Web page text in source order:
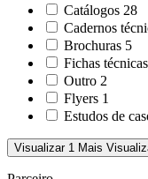
Catálogos 28
Cadernos
Brochuras 5
Fichas técnicas
Outro 2
Flyers 1
Estudos de
Visualizar 1 Mais